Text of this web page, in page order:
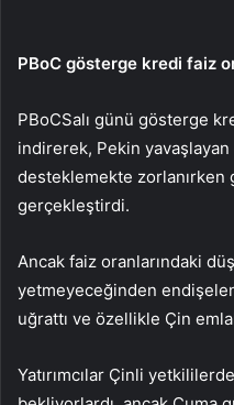
PBoC gösterge kredi faiz
PBoCSalı günü gösterge
indirerek, Pekin
desteklemekte zorlanırken
gerçekleştirdi.
Ancak faiz oranlarındaki
yetmeyeceğinden
uğrattı ve özellikle Çin
Yatırımcılar Çinli